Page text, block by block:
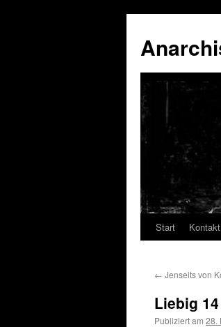
Zum
springen
Start Kontakt
← Jenseits von
Liebig 14
Publiziert am 28.